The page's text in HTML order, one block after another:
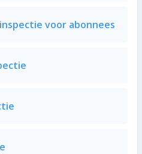
voor abonnees